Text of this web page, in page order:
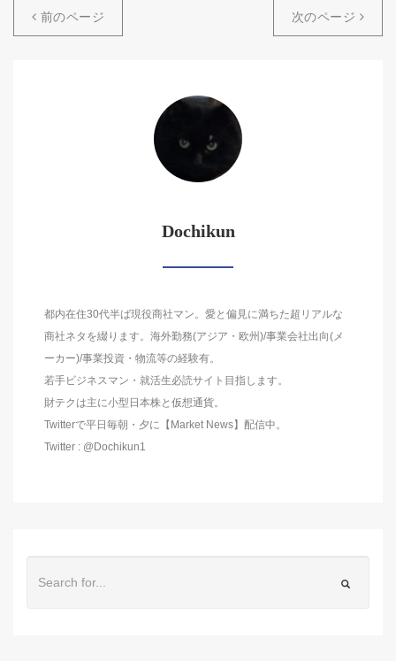
前のページ 次のページ
Dochikun
都内在住30代半ば現役商社マン。愛と偏見に満ちた超リアルな
商社ネタを綴ります。海外勤務(アジア・欧州)/事業会社出向(メ
ーカー)/事業投資・物流等の経験有。
若手ビジネスマン・就活生必読サイト目指します。
財テクは主に小型日本株と仮想通貨。
Twitterで平日毎朝・夕に【Market News】配信中。
Twitter : @Dochikun1